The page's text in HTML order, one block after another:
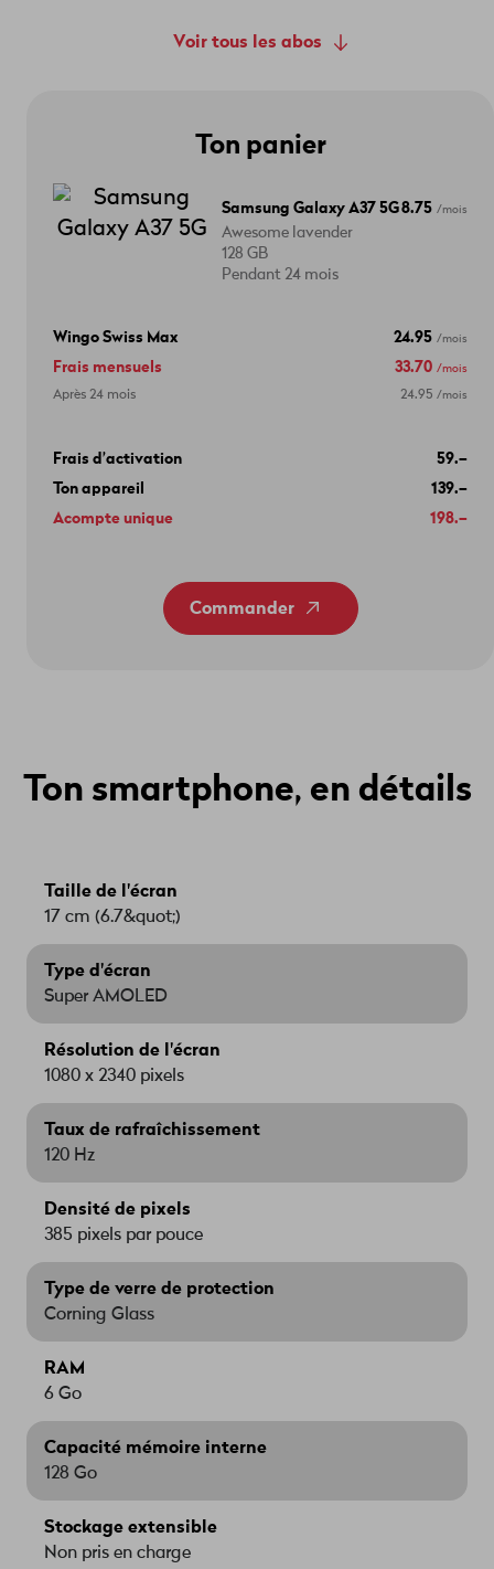
Voir tous les abos
Ton panier
Samsung Galaxy A37 5G8.75 /mois
Awesome lavender
128 GB
Pendant 24 mois
Wingo Swiss Max 24.95 /mois
Frais mensuels 33.70 /mois
Après 24 mois 24.95 /mois
Frais d’activation
59.–
Ton appareil
139.–
Acompte unique
198.–
Commander
Ton smartphone, en détails
Taille de l'écran
17 cm (6.7&quot;)
Type d'écran
Super AMOLED
Résolution de l'écran
1080 x 2340 pixels
Taux de rafraîchissement
120 Hz
Densité de pixels
385 pixels par pouce
Type de verre de protection
Corning Glass
RAM
6 Go
Capacité mémoire interne
128 Go
Stockage extensible
Non pris en charge